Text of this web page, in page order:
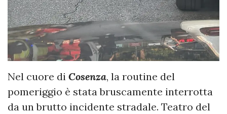
​Nel cuore di Cosenza, la routine del
pomeriggio è stata bruscamente interrotta
da un brutto incidente stradale. Teatro del